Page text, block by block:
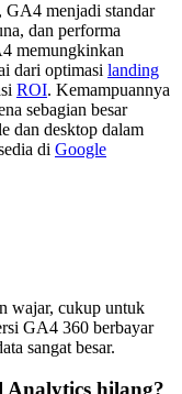
GA4 menjadi standar
dan performa
memungkinkan
dari optimasi landing
ROI. Kemampuannya
sebagian besar
dan desktop dalam
di Google
wajar, cukup untuk
GA4 360 berbayar
sangat besar.